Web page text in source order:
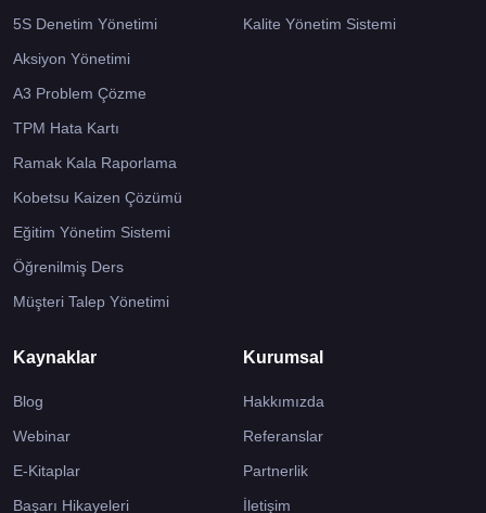
5S Denetim Yönetimi
Aksiyon Yönetimi
A3 Problem Çözme
TPM Hata Kartı
Ramak Kala Raporlama
Kobetsu Kaizen Çözümü
Eğitim Yönetim Sistemi
Öğrenilmiş Ders
Müşteri Talep Yönetimi
Kalite Yönetim Sistemi
Kaynaklar
Blog
Webinar
E-Kitaplar
Başarı Hikayeleri
Kurumsal
Hakkımızda
Referanslar
Partnerlik
İletişim